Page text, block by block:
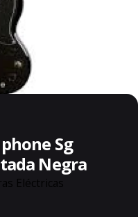
Sg
Negra
Eléctricas